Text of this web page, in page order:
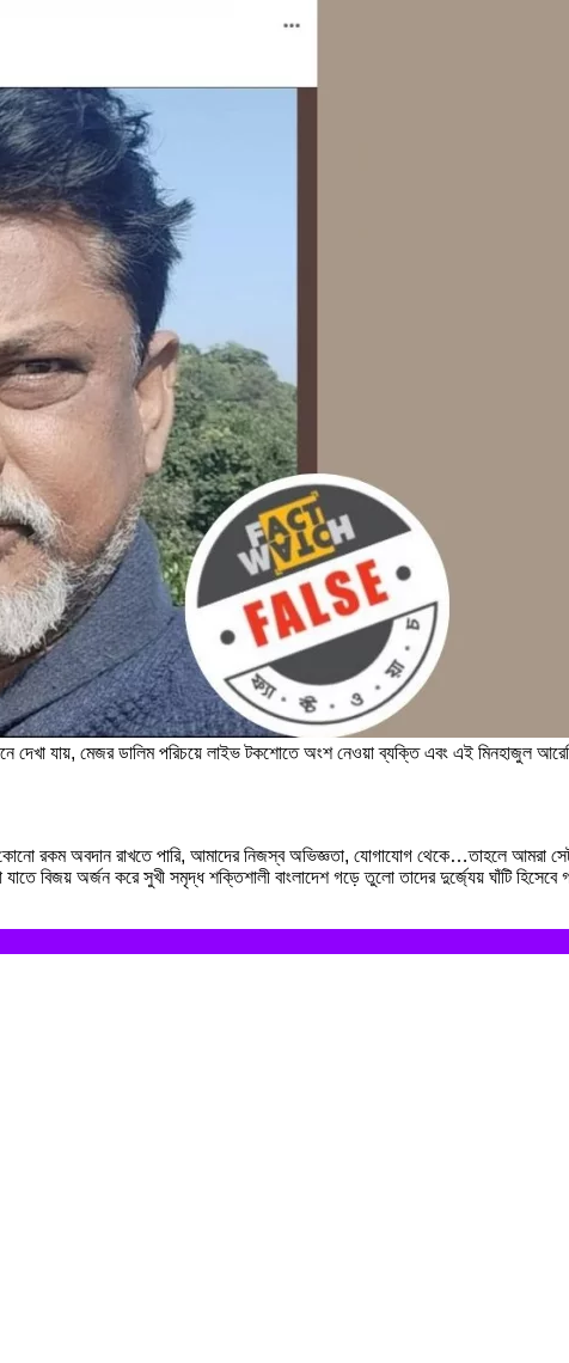
দেখা যায়, মেজর ডালিম পরিচয়ে লাইভ টকশোতে অংশ নেওয়া ব্যক্তি এবং এই মিনহাজুল
কোনো রকম অবদান রাখতে পারি, আমাদের নিজস্ব অভিজ্ঞতা, যোগাযোগ থেকে…তাহলে
বিজয় অর্জন করে সুখী সমৃদ্ধ শক্তিশালী বাংলাদেশ গড়ে তুলো তাদের দুর্জ্যেয় ঘাঁটি